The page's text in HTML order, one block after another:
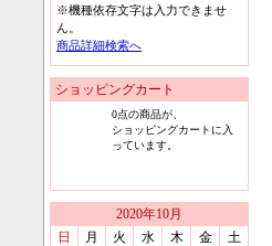
※機種依存文字は入力できませ
ん。
商品詳細検索へ
ショッピングカート
0点の商品が、
ショッピングカートに入
っています。
2020年10月
日
月 火 水 木 金
土